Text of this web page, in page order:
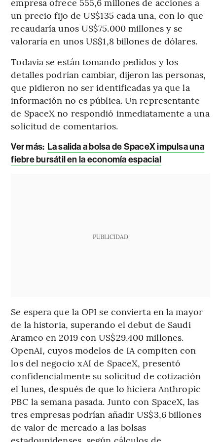
un precio fijo de US$135 cada una, con lo que
recaudaría unos US$75.000 millones y se
valoraría en unos US$1,8 billones de dólares.
Todavía se están tomando pedidos y los
detalles podrían cambiar, dijeron las personas,
que pidieron no ser identificadas ya que la
información no es pública. Un representante
de SpaceX no respondió inmediatamente a una
solicitud de comentarios.
Ver más: La salida a bolsa de SpaceX impulsa una
fiebre bursátil en la economía espacial
PUBLICIDAD
Se espera que la OPI se convierta en la mayor
de la historia, superando el debut de Saudi
Aramco en 2019 con US$29.400 millones.
OpenAI, cuyos modelos de IA compiten con
los del negocio xAI de SpaceX, presentó
confidencialmente su solicitud de cotización
el lunes, después de que lo hiciera Anthropic
PBC la semana pasada. Junto con SpaceX, las
tres empresas podrían añadir US$3,6 billones
de valor de mercado a las bolsas